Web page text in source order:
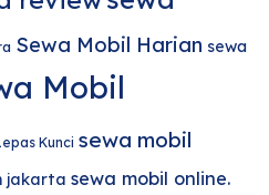
Sewa Mobil Harian sewa
Mobil
Kunci sewa mobil
jakarta sewa mobil online.